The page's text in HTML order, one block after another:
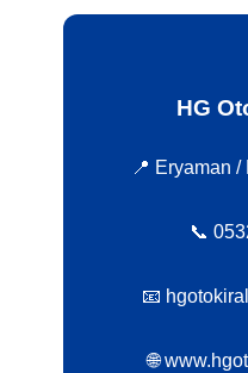
HG
📍 Eryaman
📞
📧
🌐